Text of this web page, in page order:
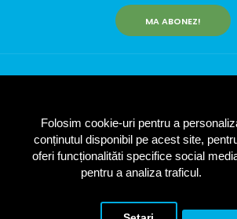
Folosim cookie-uri pentru a
conținutul disponibil pe acest site,
oferi funcționalităti specifice social
pentru a analiza traficul.
MA ABONEZ!
InfinityRun © 2026 Toate drepturile